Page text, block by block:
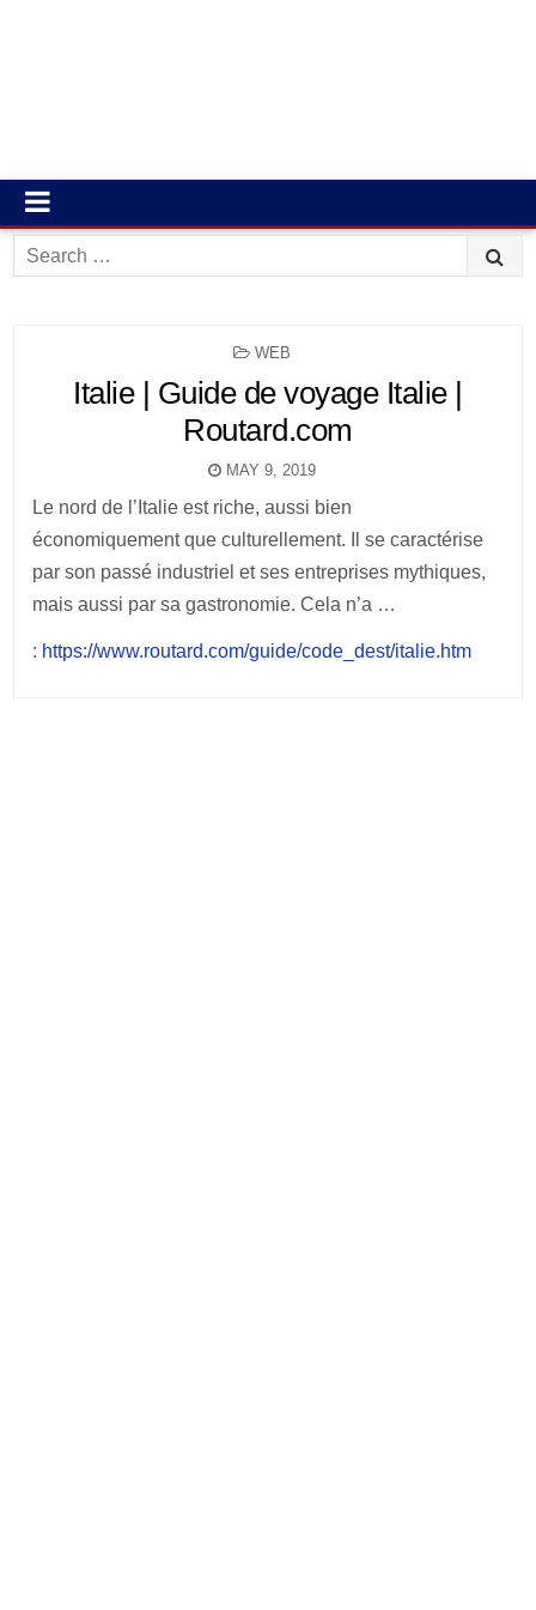
Search
for:
POSTED
WEB
Italie | Guide de voyage Italie |
Routard.com
MAY 9, 2019
Le nord de l’Italie est riche, aussi bien
économiquement que culturellement. Il se caractérise
par son passé industriel et ses entreprises mythiques,
mais aussi par sa gastronomie. Cela n’a …
: https://www.routard.com/guide/code_dest/italie.htm